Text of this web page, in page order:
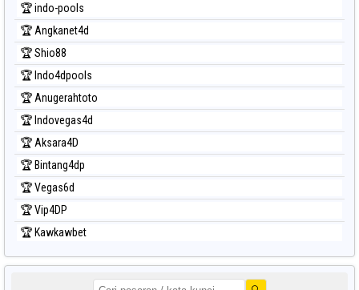
🏆 indo-pools
🏆 Angkanet4d
🏆 Shio88
🏆 Indo4dpools
🏆 Anugerahtoto
🏆 Indovegas4d
🏆 Aksara4D
🏆 Bintang4dp
🏆 Vegas6d
🏆 Vip4DP
🏆 Kawkawbet